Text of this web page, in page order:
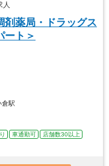
人
剤薬局・ドラッグス
ート＞
倉駅
車通勤可
店舗数30以上